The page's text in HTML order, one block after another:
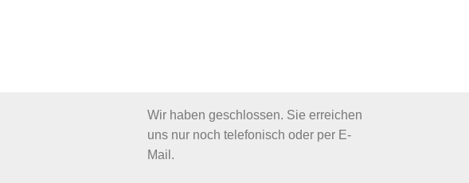
Wir haben geschlossen. Sie erreichen
uns nur noch telefonisch oder per E-
Mail.